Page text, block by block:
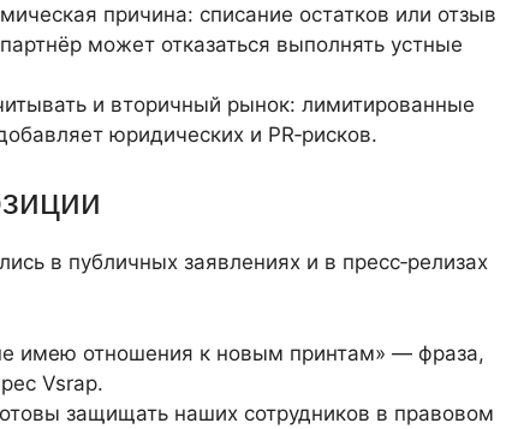
причина: списание остатков или отзыв
может отказаться выполнять устные
и вторичный рынок: лимитированные
юридических и PR‑рисков.
в публичных заявлениях и в пресс‑релизах
имею отношения к новым принтам» — фраза,
Vsrap.
защищать наших сотрудников в правовом